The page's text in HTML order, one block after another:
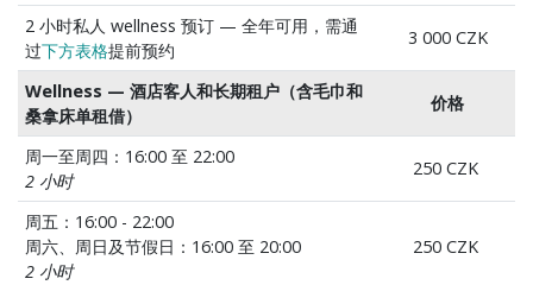
2 小时私人 wellness 预订 — 全年可用，需通
过下方表格提前预约
3 000 CZK
Wellness — 酒店客人和长期租户（含毛巾和
桑拿床单租借）
价格
周一至周四：16:00 至 22:00
2 小时
250 CZK
周五：16:00 - 22:00
周六、周日及节假日：16:00 至 20:00
2 小时
250 CZK